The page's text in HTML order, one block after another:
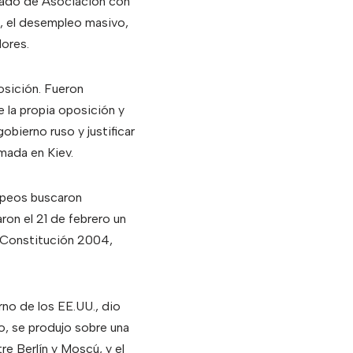
el desempleo masivo,
Fueron
la propia oposición y
ruso y justificar
en Kiev.
buscaron
el 21 de febrero un
Constitución 2004,
de los EE.UU., dio
se produjo sobre una
Berlín y Moscú, y el